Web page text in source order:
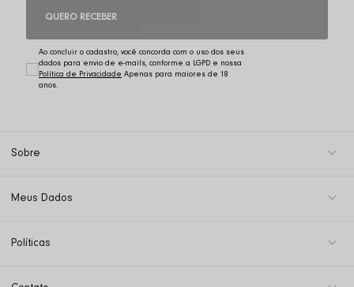
QUERO RECEBER
Ao concluir o cadastro, você concorda com o uso dos seus
dados para envio de e-mails, conforme a LGPD e nossa
Política de Privacidade
Sobre
Meus Dados
Políticas